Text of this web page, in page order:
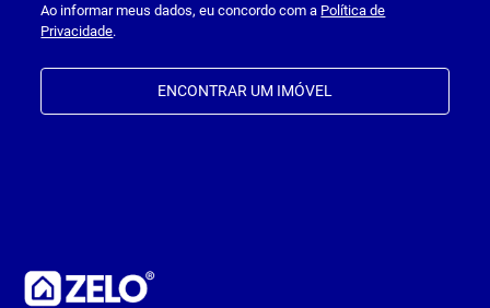
Ao informar meus dados, eu concordo com a Política de
Privacidade.
ENCONTRAR UM IMÓVEL